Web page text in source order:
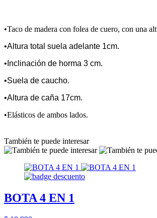
•Taco de madera con folea de cuero, con una
•Altura total suela adelante 1cm.
•Inclinación de horma 3 cm.
•Suela de caucho.
•Altura de caña 17cm.
•Elásticos de ambos lados.
También te puede interesar
BOTA 4 EN 1